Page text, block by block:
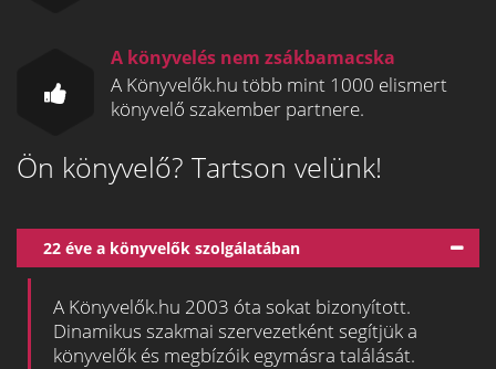
A könyvelés nem zsákbamacska
A Könyvelők.hu több mint 1000 elismert
könyvelő szakember partnere.
Ön könyvelő? Tartson velünk!
22 éve a könyvelők szolgálatában
A Könyvelők.hu 2003 óta sokat bizonyított.
Dinamikus szakmai szervezetként segítjük a
könyvelők és megbízóik egymásra találását.